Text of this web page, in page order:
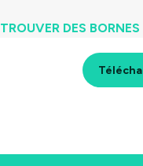
TROUVER DES BORNES